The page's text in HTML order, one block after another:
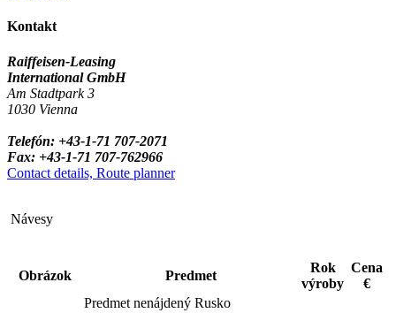
Kontakt
Raiffeisen-Leasing
International GmbH
Am Stadtpark 3
1030 Vienna
Telefón: +43-1-71 707-2071
Fax: +43-1-71 707-762966
Contact details, Route planner
Návesy
Obrázok Predmet
Rok
výroby
Cena
€
Predmet nenájdený Rusko